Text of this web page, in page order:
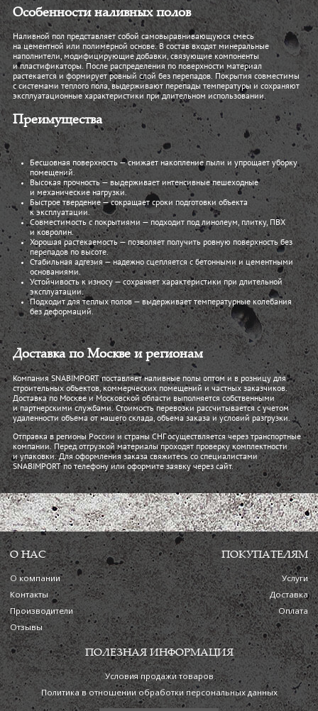
Особенности наливных полов
Наливной пол представляет собой самовыравнивающуюся смесь
на цементной или полимерной основе. В состав входят минеральные
наполнители, модифицирующие добавки, связующие компоненты
и пластификаторы. После распределения по поверхности материал
растекается и формирует ровный слой без перепадов. Покрытия совместимы
с системами теплого пола, выдерживают перепады температуры и сохраняют
эксплуатационные характеристики при длительном использовании.
Преимущества
Бесшовная поверхность — снижает накопление пыли и упрощает уборку
помещений.
Высокая прочность — выдерживает интенсивные пешеходные
и механические нагрузки.
Быстрое твердение — сокращает сроки подготовки объекта
к эксплуатации.
Совместимость с покрытиями — подходит под линолеум, плитку, ПВХ
и ковролин.
Хорошая растекаемость — позволяет получить ровную поверхность без
перепадов по высоте.
Стабильная адгезия — надежно сцепляется с бетонными и цементными
основаниями.
Устойчивость к износу — сохраняет характеристики при длительной
эксплуатации.
Подходит для теплых полов — выдерживает температурные колебания
без деформаций.
Доставка по Москве и регионам
Компания SNABIMPORT поставляет наливные полы оптом и в розницу для
строительных объектов, коммерческих помещений и частных заказчиков.
Доставка по Москве и Московской области выполняется собственными
и партнерскими службами. Стоимость перевозки рассчитывается с учетом
удаленности объема от нашего склада, объема заказа и условий разгрузки.
Отправка в регионы России и страны СНГ осуществляется через транспортные
компании. Перед отгрузкой материалы проходят проверку комплектности
и упаковки. Для оформления заказа свяжитесь со специалистами
SNABIMPORT по телефону или оформите заявку через сайт.
О НАС
О компании
Контакты
Производители
Отзывы
ПОКУПАТЕЛЯМ
Услуги
Доставка
Оплата
ПОЛЕЗНАЯ ИНФОРМАЦИЯ
Условия продажи товаров
Политика в отношении обработки персональных данных